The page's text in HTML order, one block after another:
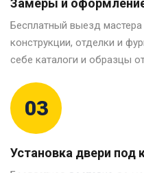
Замеры и
Бесплатный выезд
конструкции, отделки и
себе каталоги и образцы
03
Установка двери под